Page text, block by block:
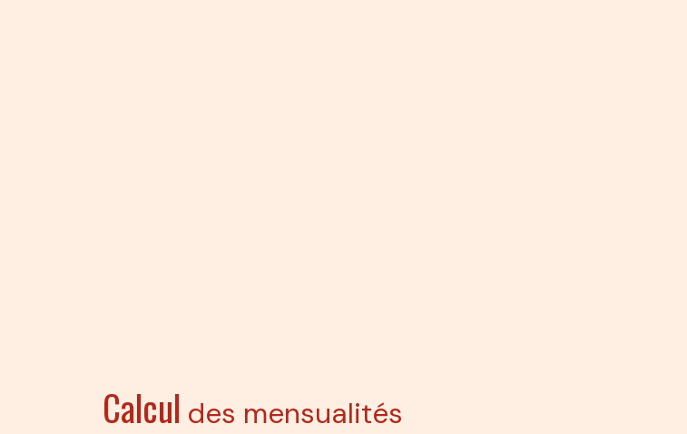
Calcul des mensualités